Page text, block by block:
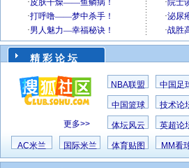
精 彩 论 坛
更多>>
NBA联盟 中国足
中国篮球 技术论
体坛风云 英超论
AC米兰 国际米兰 体育贴图 MM看